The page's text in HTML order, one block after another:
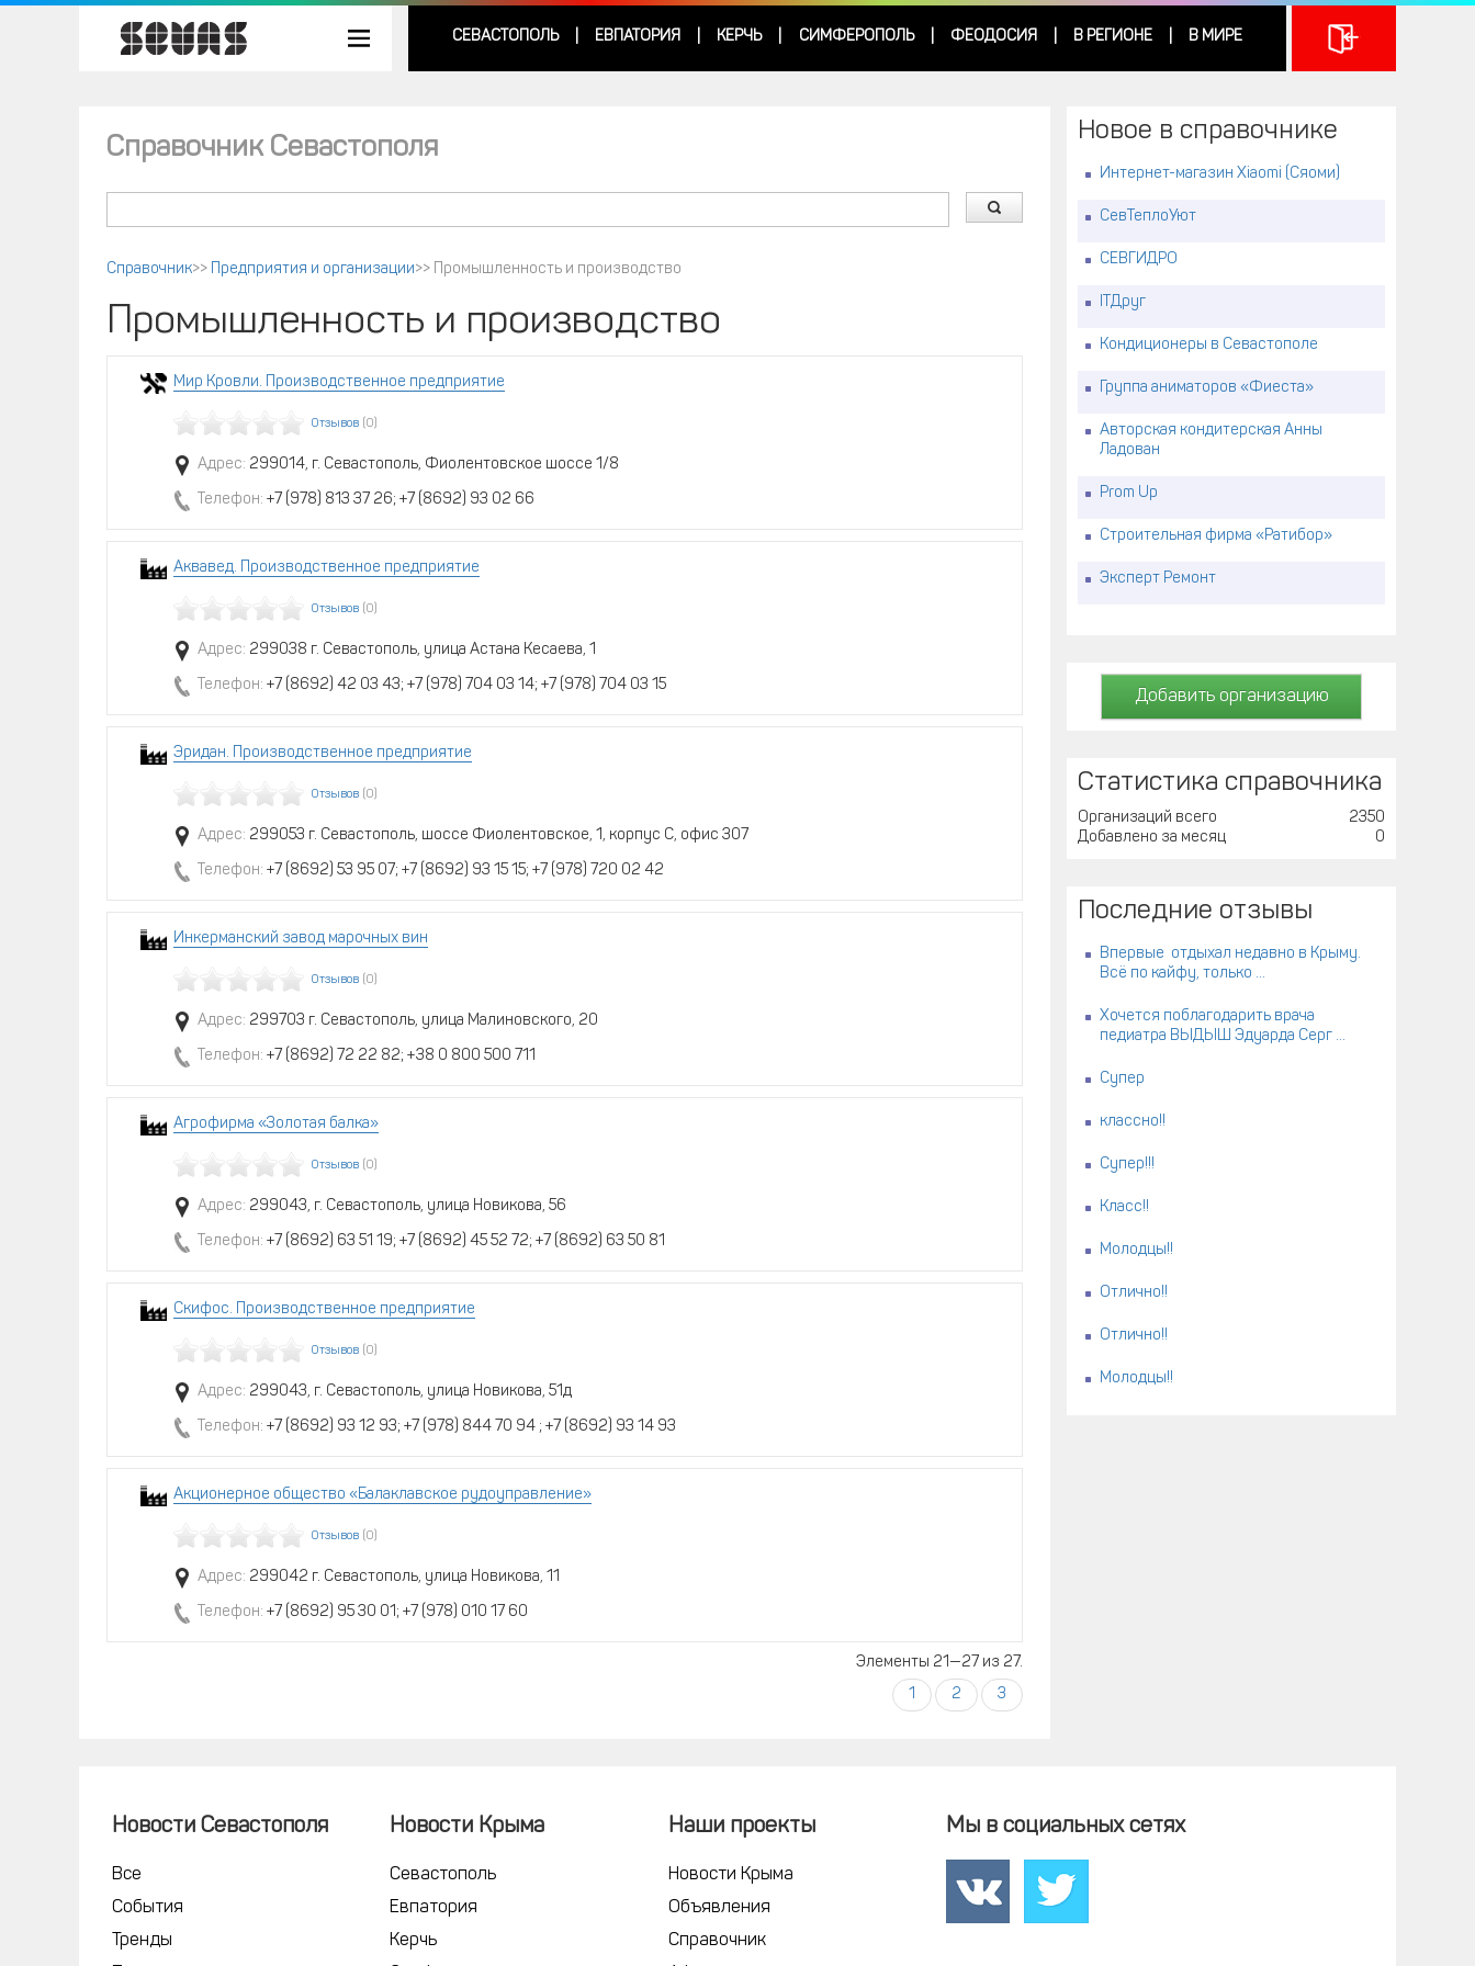
СЕВАСТОПОЛЬ ЕВПАТОРИЯ КЕРЧЬ СИМФЕРОПОЛЬ ФЕОДОСИЯ В РЕГИОНЕ В МИРЕ
Справочник Севастополя
Справочник>> Предприятия и организации>> Промышленность и производство
Промышленность и производство
Мир Кровли. Производственное предприятие
Отзывов (0)
Адрес: 299014, г. Севастополь, Фиолентовское шоссе 1/8
Телефон: +7 (978) 813 37 26; +7 (8692) 93 02 66
Аквавед. Производственное предприятие
Отзывов (0)
Адрес: 299038 г. Севастополь, улица Астана Кесаева, 1
Телефон: +7 (8692) 42 03 43; +7 (978) 704 03 14; +7 (978) 704 03 15
Эридан. Производственное предприятие
Отзывов (0)
Адрес: 299053 г. Севастополь, шоссе Фиолентовское, 1, корпус С, офис 307
Телефон: +7 (8692) 53 95 07; +7 (8692) 93 15 15; +7 (978) 720 02 42
Инкерманский завод марочных вин
Отзывов (0)
Адрес: 299703 г. Севастополь, улица Малиновского, 20
Телефон: +7 (8692) 72 22 82; +38 0 800 500 711
Агрофирма «Золотая балка»
Отзывов (0)
Адрес: 299043, г. Севастополь, улица Новикова, 56
Телефон: +7 (8692) 63 51 19; +7 (8692) 45 52 72; +7 (8692) 63 50 81
Скифос. Производственное предприятие
Отзывов (0)
Адрес: 299043, г. Севастополь, улица Новикова, 51д
Телефон: +7 (8692) 93 12 93; +7 (978) 844 70 94 ; +7 (8692) 93 14 93
Акционерное общество «Балаклавское рудоуправление»
Отзывов (0)
Адрес: 299042 г. Севастополь, улица Новикова, 11
Телефон: +7 (8692) 95 30 01; +7 (978) 010 17 60
Элементы 21—27 из 27.
1
2 3
Новое в справочнике
Интернет-магазин Xiaomi (Сяоми)
СевТеплоУют
СЕВГИДРО
ITДруг
Кондиционеры в Севастополе
Группа аниматоров «Фиеста»
Авторская кондитерская Анны
Ладован
Prom Up
Строительная фирма «Ратибор»
Эксперт Ремонт
Добавить организацию
Статистика справочника
2350
Организаций всего
0
Добавлено за месяц
Последние отзывы
Впервые отдыхал недавно в Крыму.
Всё по кайфу, только ...
Хочется поблагодарить врача
педиатра ВЫДЫШ Эдуарда Серг ...
Супер
классно!!
Супер!!!
Класс!!
Молодцы!!
Отлично!!
Отлично!!
Молодцы!!
Новости Севастополя
Все
События
Тренды
Новости Крыма
Севастополь
Евпатория
Керчь
Наши проекты
Новости Крыма
Объявления
Справочник
Мы в социальных сетях